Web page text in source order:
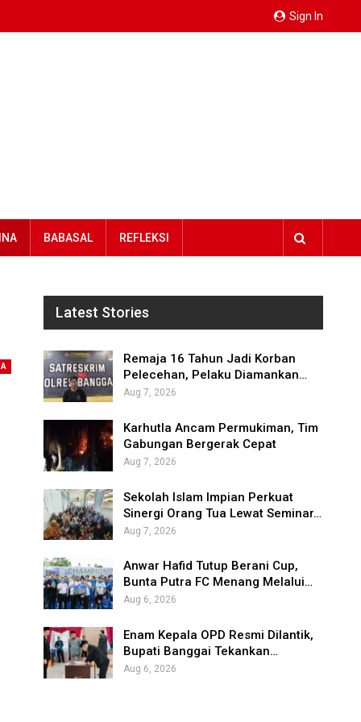
Sign In
BABASAL REFLEKSI
Latest Stories
Remaja 16 Tahun Jadi Korban
Pelecehan, Pelaku Diamankan…
Aug 7, 2026
Karhutla Ancam Permukiman, Tim
Gabungan Bergerak Cepat
Aug 7, 2026
Sekolah Islam Impian Perkuat
Sinergi Orang Tua Lewat Seminar…
Aug 7, 2026
Anwar Hafid Tutup Berani Cup,
Bunta Putra FC Menang Melalui…
Aug 6, 2026
Enam Kepala OPD Resmi Dilantik,
Bupati Banggai Tekankan…
Aug 6, 2026